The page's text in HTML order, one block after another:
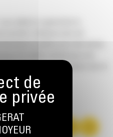
longtemps, vous aidant ainsi à